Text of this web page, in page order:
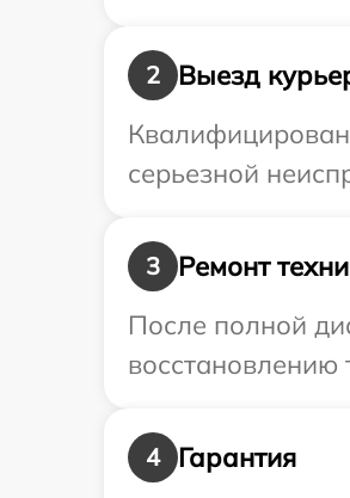
2
Выезд
серьезной
3
Ремонт
После полной
восстановлению
4
Гарантия